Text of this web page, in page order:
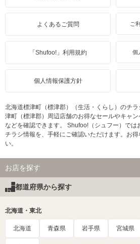
よくあるご質問 ご
「Shufoo!」利用規約 個
個人情報保護方針
北海道標津町（標津郡）（生活・くらし）のチ
津町（標津郡）周辺店舗のお得なセールやキャ
などを確認できます。 Shufoo!（シュフー）では
チラシ情報を、手軽にご確認いただけます。お
い。
お店を探す
都道府県から探す
北海道・東北
北海道 青森県 岩手県 宮城県